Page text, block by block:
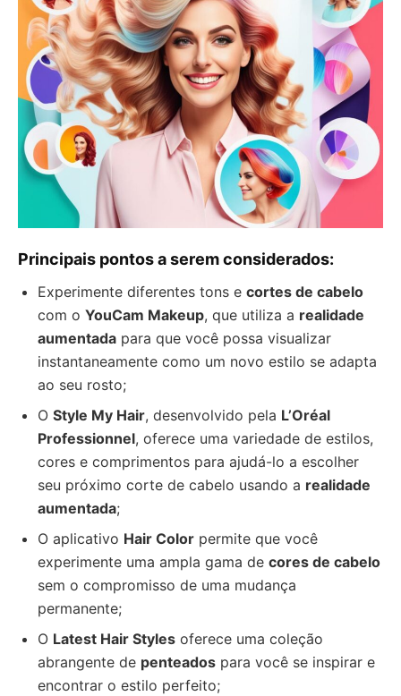
Principais pontos a serem considerados:
Experimente diferentes tons e cortes de cabelo
com o YouCam Makeup, que utiliza a realidade
aumentada para que você possa visualizar
instantaneamente como um novo estilo se adapta
ao seu rosto;
O Style My Hair, desenvolvido pela L’Oréal
Professionnel, oferece uma variedade de estilos,
cores e comprimentos para ajudá-lo a escolher
seu próximo corte de cabelo usando a realidade
aumentada;
O aplicativo Hair Color permite que você
experimente uma ampla gama de cores de cabelo
sem o compromisso de uma mudança
permanente;
O Latest Hair Styles oferece uma coleção
abrangente de penteados para você se inspirar e
encontrar o estilo perfeito;